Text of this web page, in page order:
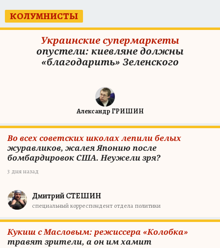
КОЛУМНИСТЫ
Украинские супермаркеты
опустели: киевляне должны
«благодарить» Зеленского
Александр ГРИШИН
Во всех советских школах лепили белых
журавликов, жалея Японию после
бомбардировок США. Неужели зря?
3 дня назад
Дмитрий СТЕШИН
специальный корреспондент отдела политики
Кукиш с Масловым: режиссера «Колобка»
травят зрители, а он им хамит